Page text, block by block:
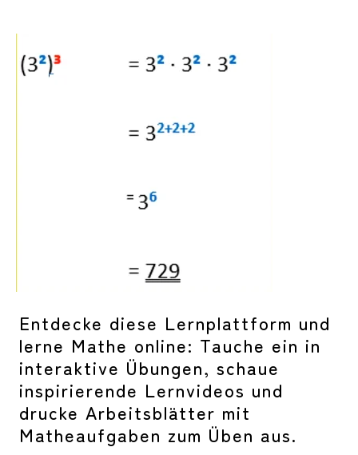
Entdecke diese Lernplattform und
lerne Mathe online: Tauche ein in
interaktive Übungen, schaue
inspirierende Lernvideos und
drucke Arbeitsblätter mit
Matheaufgaben zum Üben aus.